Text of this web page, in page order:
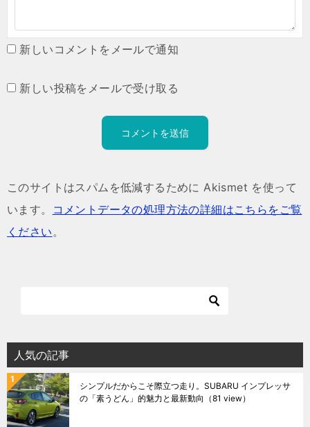
新しいコメントをメールで通知
新しい投稿をメールで受け取る
このサイトはスパムを低減するために Akismet を使って
います。
コメントデータの処理方法の詳細はこちらをご覧
ください。
人気の記事
シンプルだからこそ際立つ走り。SUBARU インプレッサ
の「素うどん」的魅力と最新動向 （81 view）